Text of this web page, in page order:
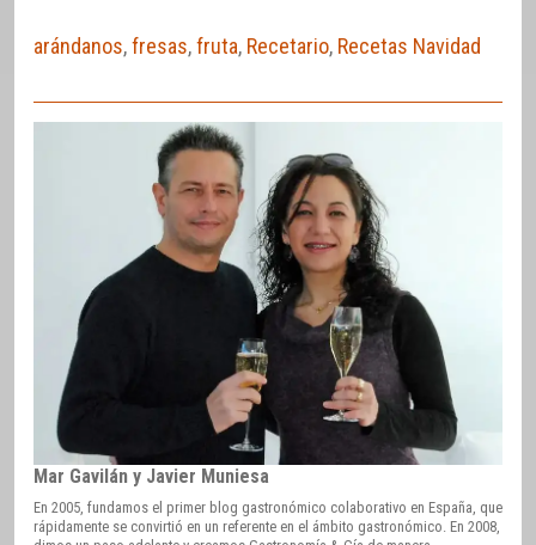
arándanos,fresas,fruta, Recetario, Recetas Navidad
Mar Gavilán y Javier Muniesa
En 2005, fundamos el primer blog gastronómico colaborativo en España, que
rápidamente se convirtió en un referente en el ámbito gastronómico. En 2008,